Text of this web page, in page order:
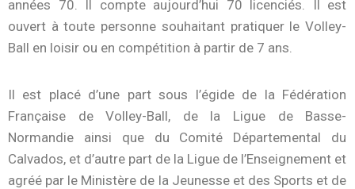
années 70. Il compte aujourd’hui 70 licenciés. Il est
ouvert à toute personne souhaitant pratiquer le Volley-
Ball en loisir ou en compétition à partir de 7 ans.
Il est placé d’une part sous l’égide de la Fédération
Française de Volley-Ball, de la Ligue de Basse-
Normandie ainsi que du Comité Départemental du
Calvados, et d’autre part de la Ligue de l’Enseignement et
agréé par le Ministère de la Jeunesse et des Sports et de